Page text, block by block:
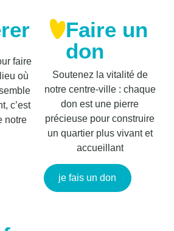
faire
où
c’est
notre
Faire un
don
Soutenez la vitalité de
notre centre-ville : chaque
don est une pierre
précieuse pour construire
un quartier plus vivant et
accueillant
je fais un don